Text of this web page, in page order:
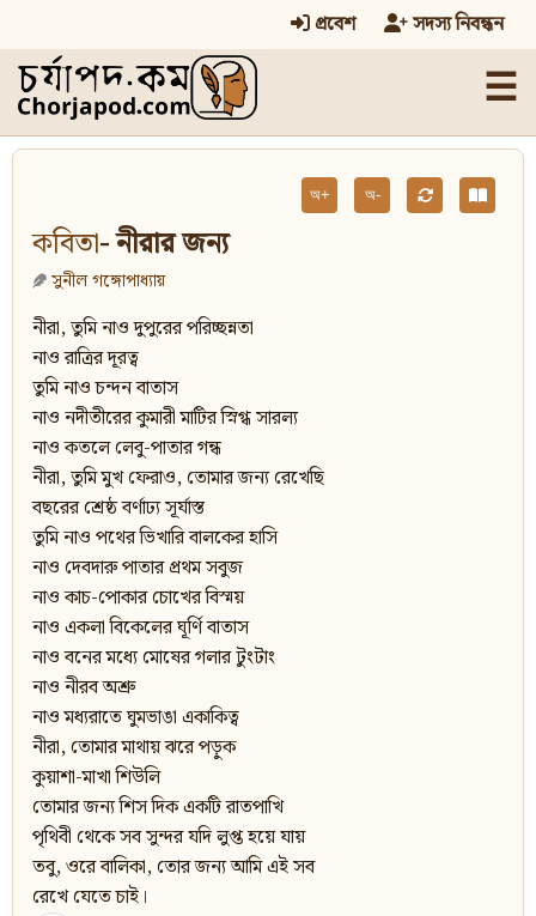
প্রবেশ সদস্য নিবন্ধন
☰
অ+ অ-
কবিতা- নীরার জন্য
সুনীল গঙ্গোপাধ্যায়
নীরা, তুমি নাও দুপুরের পরিচ্ছন্নতা
নাও রাত্রির দূরত্ব
তুমি নাও চন্দন বাতাস
নাও নদীতীরের কুমারী মাটির স্নিগ্ধ সারল্য
নাও কতলে লেবু-পাতার গন্ধ
নীরা, তুমি মুখ ফেরাও, তোমার জন্য রেখেছি
বছরের শ্রেষ্ঠ বর্ণাঢ্য সূর্যাস্ত
তুমি নাও পথের ভিখারি বালকের হাসি
নাও দেবদারু পাতার প্রথম সবুজ
নাও কাচ-পোকার চোখের বিস্ময়
নাও একলা বিকেলের ঘূর্ণি বাতাস
নাও বনের মধ্যে মোষের গলার টুংটাং
নাও নীরব অশ্রু
নাও মধ্যরাতে ঘুমভাঙা একাকিত্ব
নীরা, তোমার মাথায় ঝরে পড়ুক
কুয়াশা-মাখা শিউলি
তোমার জন্য শিস দিক একটি রাতপাখি
পৃথিবী থেকে সব সুন্দর যদি লুপ্ত হয়ে যায়
তবু, ওরে বালিকা, তোর জন্য আমি এই সব
রেখে যেতে চাই।